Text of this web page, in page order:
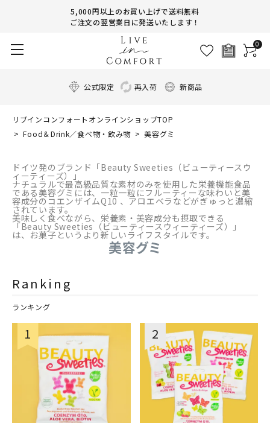
5,000円以上のお買い上げで送料無料
ご注文の翌営業日に発送いたします！
0
公式限定 再入荷 新商品
リブインコンフォートオンラインショップTOP
Food＆Drink／食べ物・飲み物
美容グミ
ドイツ発のブランド「Beauty Sweeties（ビューティースウ
ィーティーズ）」
ナチュラルで最高級品質な素材のみを使用した栄養機能食品
である美容グミには、一粒一粒にフルーティーな味わいと美
容成分のコエンザイムQ10 、アロエベラなどがぎゅっと濃縮
されています。
美味しく食べながら、栄養素・美容成分も摂取できる
「Beauty Sweeties（ビューティースウィーティーズ）」
は、お菓子というより新しいライフスタイルです。
美容グミ
Ranking
ランキング